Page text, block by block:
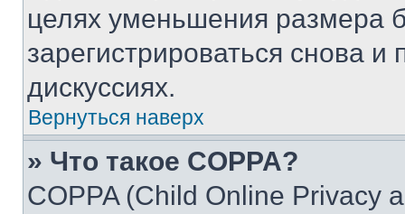
целях уменьшения размера
зарегистрироваться снова и
дискуссиях.
Вернуться наверх
» Что такое COPPA?
COPPA (Child Online Privacy